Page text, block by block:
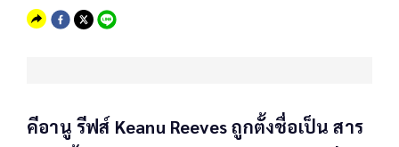
คีอานู รีฟส์ Keanu Reeves ถูกตั้งชื่อเป็น สาร